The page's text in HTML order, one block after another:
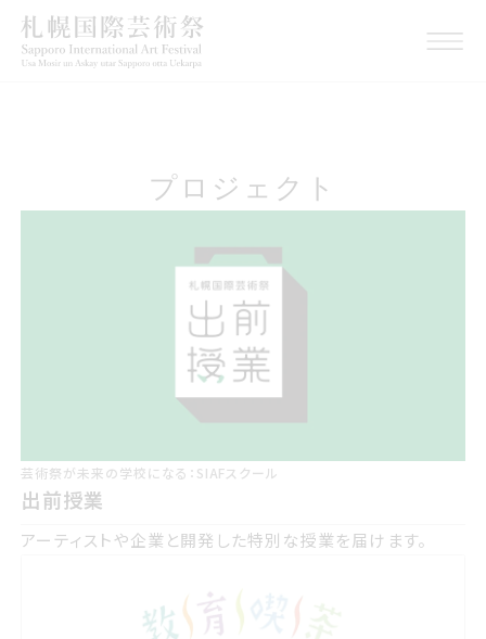
プロジェクト
芸術祭が未来の学校になる：SIAFスクール
出前授業
アーティストや企業と開発した特別な授業を届けます。